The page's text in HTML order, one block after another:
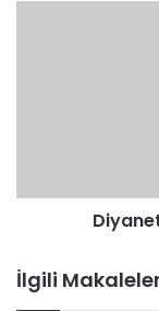
İlgili